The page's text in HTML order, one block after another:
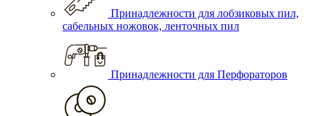
Принадлежности для лобзиковых пил,
сабельных ножовок, ленточных пил
Принадлежности для Перфораторов